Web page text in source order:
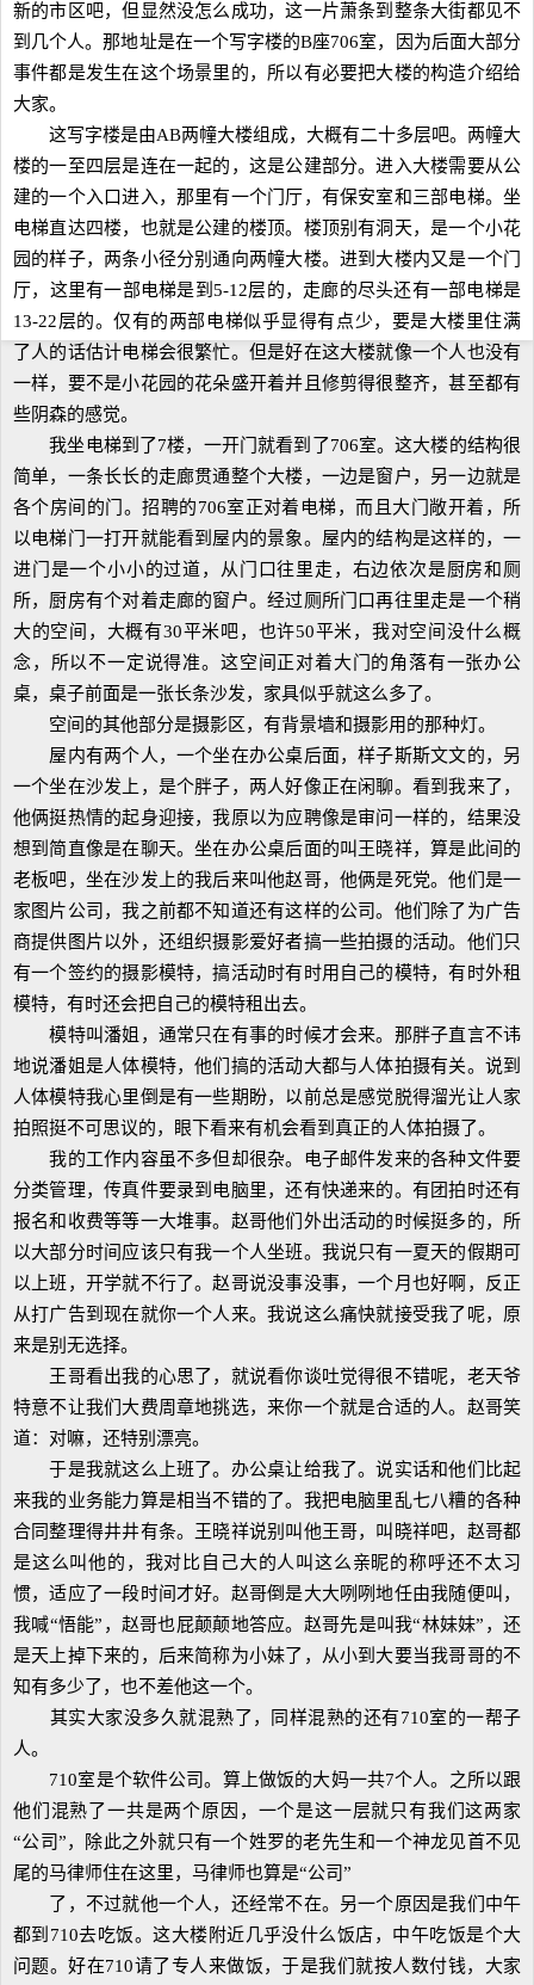
新的市区吧，但显然没怎么成功，这一片萧条到整条大街都见不
到几个人。那地址是在一个写字楼的B座706室，因为后面大部分
事件都是发生在这个场景里的，所以有必要把大楼的构造介绍给
大家。
这写字楼是由AB两幢大楼组成，大概有二十多层吧。两幢大
楼的一至四层是连在一起的，这是公建部分。进入大楼需要从公
建的一个入口进入，那里有一个门厅，有保安室和三部电梯。坐
电梯直达四楼，也就是公建的楼顶。楼顶别有洞天，是一个小花
园的样子，两条小径分别通向两幢大楼。进到大楼内又是一个门
厅，这里有一部电梯是到5-12层的，走廊的尽头还有一部电梯是
13-22层的。仅有的两部电梯似乎显得有点少，要是大楼里住满
了人的话估计电梯会很繁忙。但是好在这大楼就像一个人也没有
一样，要不是小花园的花朵盛开着并且修剪得很整齐，甚至都有
些阴森的感觉。
我坐电梯到了7楼，一开门就看到了706室。这大楼的结构很
简单，一条长长的走廊贯通整个大楼，一边是窗户，另一边就是
各个房间的门。招聘的706室正对着电梯，而且大门敞开着，所
以电梯门一打开就能看到屋内的景象。屋内的结构是这样的，一
进门是一个小小的过道，从门口往里走，右边依次是厨房和厕
所，厨房有个对着走廊的窗户。经过厕所门口再往里走是一个稍
大的空间，大概有30平米吧，也许50平米，我对空间没什么概
念，所以不一定说得准。这空间正对着大门的角落有一张办公
桌，桌子前面是一张长条沙发，家具似乎就这么多了。
空间的其他部分是摄影区，有背景墙和摄影用的那种灯。
屋内有两个人，一个坐在办公桌后面，样子斯斯文文的，另
一个坐在沙发上，是个胖子，两人好像正在闲聊。看到我来了，
他俩挺热情的起身迎接，我原以为应聘像是审问一样的，结果没
想到简直像是在聊天。坐在办公桌后面的叫王晓祥，算是此间的
老板吧，坐在沙发上的我后来叫他赵哥，他俩是死党。他们是一
家图片公司，我之前都不知道还有这样的公司。他们除了为广告
商提供图片以外，还组织摄影爱好者搞一些拍摄的活动。他们只
有一个签约的摄影模特，搞活动时有时用自己的模特，有时外租
模特，有时还会把自己的模特租出去。
模特叫潘姐，通常只在有事的时候才会来。那胖子直言不讳
地说潘姐是人体模特，他们搞的活动大都与人体拍摄有关。说到
人体模特我心里倒是有一些期盼，以前总是感觉脱得溜光让人家
拍照挺不可思议的，眼下看来有机会看到真正的人体拍摄了。
我的工作内容虽不多但却很杂。电子邮件发来的各种文件要
分类管理，传真件要录到电脑里，还有快递来的。有团拍时还有
报名和收费等等一大堆事。赵哥他们外出活动的时候挺多的，所
以大部分时间应该只有我一个人坐班。我说只有一夏天的假期可
以上班，开学就不行了。赵哥说没事没事，一个月也好啊，反正
从打广告到现在就你一个人来。我说这么痛快就接受我了呢，原
来是别无选择。
王哥看出我的心思了，就说看你谈吐觉得很不错呢，老天爷
特意不让我们大费周章地挑选，来你一个就是合适的人。赵哥笑
道：对嘛，还特别漂亮。
于是我就这么上班了。办公桌让给我了。说实话和他们比起
来我的业务能力算是相当不错的了。我把电脑里乱七八糟的各种
合同整理得井井有条。王晓祥说别叫他王哥，叫晓祥吧，赵哥都
是这么叫他的，我对比自己大的人叫这么亲昵的称呼还不太习
惯，适应了一段时间才好。赵哥倒是大大咧咧地任由我随便叫，
我喊“悟能”，赵哥也屁颠颠地答应。赵哥先是叫我“林妹妹”，还
是天上掉下来的，后来简称为小妹了，从小到大要当我哥哥的不
知有多少了，也不差他这一个。
其实大家没多久就混熟了，同样混熟的还有710室的一帮子
人。
710室是个软件公司。算上做饭的大妈一共7个人。之所以跟
他们混熟了一共是两个原因，一个是这一层就只有我们这两家
“公司”，除此之外就只有一个姓罗的老先生和一个神龙见首不见
尾的马律师住在这里，马律师也算是“公司”
了，不过就他一个人，还经常不在。另一个原因是我们中午
都到710去吃饭。这大楼附近几乎没什么饭店，中午吃饭是个大
问题。好在710请了专人来做饭，于是我们就按人数付钱，大家